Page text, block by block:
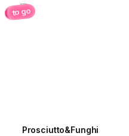
to go
Prosciutto&Funghi